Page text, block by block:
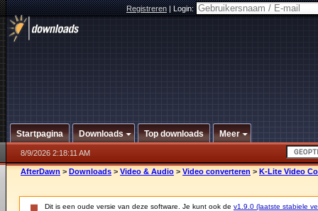
Registreren|Login:
Startpagina Downloads Top downloads Meer
8/9/2026 2:18:11 AM
AfterDawn > Downloads > Video & Audio > Video converteren > K-Lite Video
Dit is een oude versie van deze software. Je kunt ook de v1.9.0 (laatste stabiele